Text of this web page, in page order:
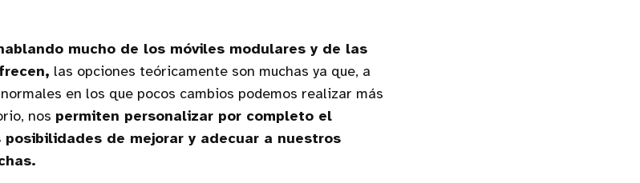
mucho de los móviles modulares y de las
las opciones teóricamente son muchas ya que, a
en los que pocos cambios podemos realizar más
nos permiten personalizar por completo el
de mejorar y adecuar a nuestros